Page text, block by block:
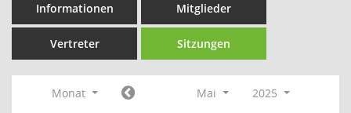
Informationen Mitglieder
Vertreter Sitzungen
Monat Mai
2025